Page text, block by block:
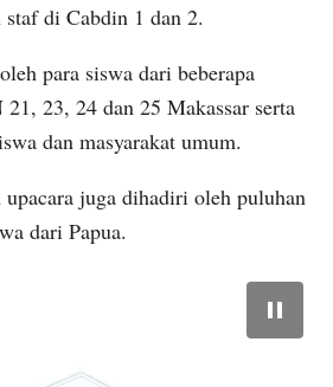
di Cabdin 1 dan 2.
para siswa dari beberapa
23, 24 dan 25 Makassar serta
dan masyarakat umum.
juga dihadiri oleh puluhan
dari Papua.